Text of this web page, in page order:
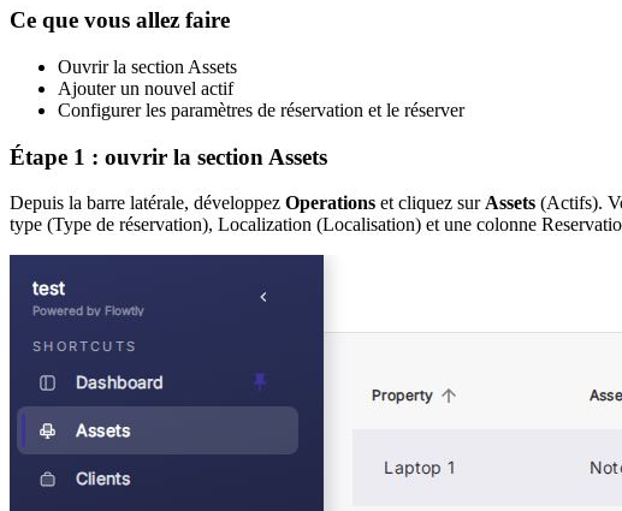
Ce que vous allez faire
Ouvrir la section Assets
Ajouter un nouvel actif
Configurer les paramètres de réservation et le réserver
Étape 1 : ouvrir la section Assets
Depuis la barre latérale, développez Operations et cliquez sur Assets (Actifs).
type (Type de réservation), Localization (Localisation) et une colonne